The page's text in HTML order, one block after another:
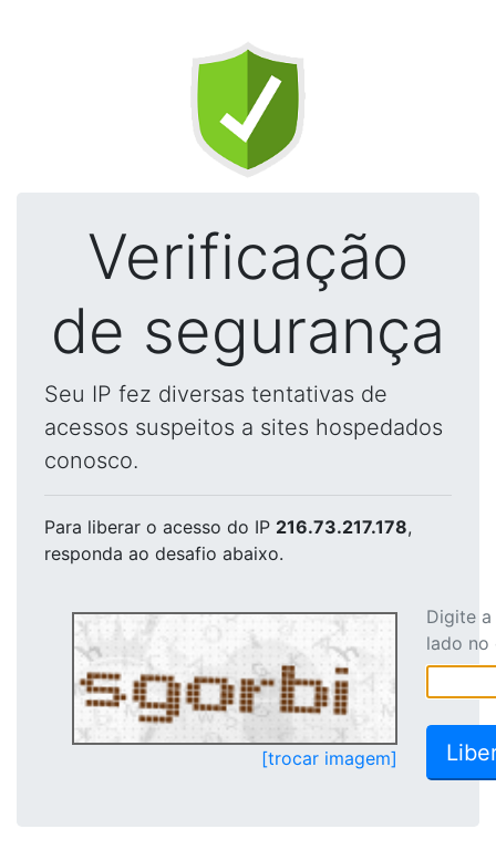
Verificação
de segurança
Seu IP fez diversas tentativas de
acessos suspeitos a sites hospedados
conosco.
Para liberar o acesso do IP 216.73.217.178,
responda ao desafio abaixo.
[trocar imagem]
Digite
lado no